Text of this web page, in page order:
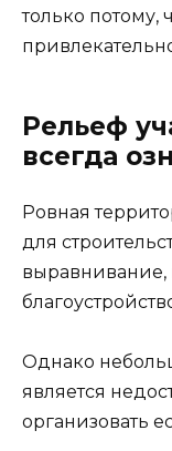
только потому,
Рельеф
всегда
Ровная
для
выравнивание,
Однако
является
организовать